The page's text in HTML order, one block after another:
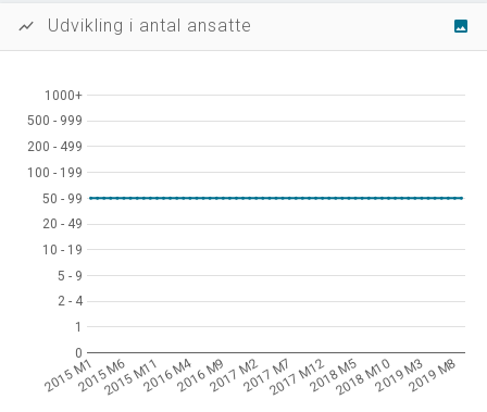
show_chart Udvikling i antal ansatte image
2015 M12015 M62015 M112016 M42016 M92017 M22017 M72017 M122018 M52018 M102019 M32019 M8
0
0
11
2 - 4
2 - 4
5 - 9
5 - 9
10 - 19
10 - 19
20 - 49
20 - 49
50 - 99
50 - 99
100 - 199
100 - 199
200 - 499
200 - 499
500 - 999
500 - 999
1000+
1000+